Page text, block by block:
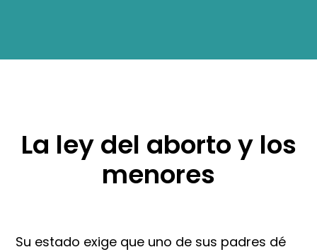
La ley del aborto y los
menores
Su estado exige que uno de sus padres dé